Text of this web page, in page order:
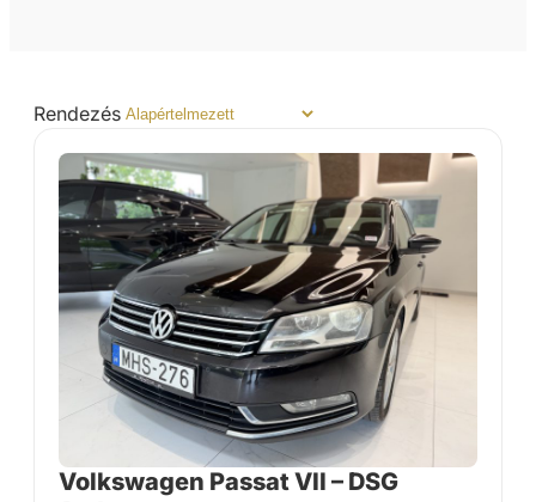
Rendezés
Volkswagen Passat VII – DSG